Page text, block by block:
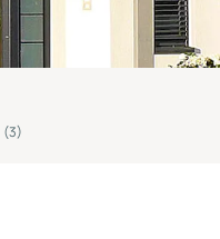
(3)